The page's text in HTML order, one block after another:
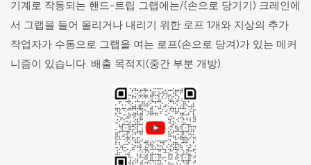
기계로 작동되는 핸드-트립 그랩에는/(손으로 당기기) 크레인에
서 그랩을 들어 올리거나 내리기 위한 로프 1개와 지상의 추가
작업자가 수동으로 그랩을 여는 로프(손으로 당겨)가 있는 메커
니즘이 있습니다. 배출 목적지(중간 부분 개방).